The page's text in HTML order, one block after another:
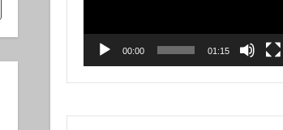
00:00 01:15